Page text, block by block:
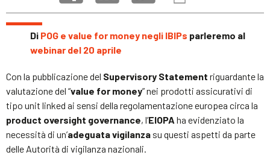
Di POG e value for money negli IBIPs parleremo al
webinar del 20 aprile
Con la pubblicazione del Supervisory Statement riguardante la
valutazione del “value for money” nei prodotti assicurativi di
tipo unit linked ai sensi della regolamentazione europea circa la
product oversight governance, l’EIOPA ha evidenziato la
necessità di un’adeguata vigilanza su questi aspetti da parte
delle Autorità di vigilanza nazionali.